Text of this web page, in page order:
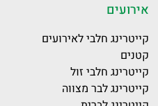
אירועים
קייטרינג חלבי לאירועים
קטנים
קייטרינג חלבי זול
קייטרינג לבר מצווה